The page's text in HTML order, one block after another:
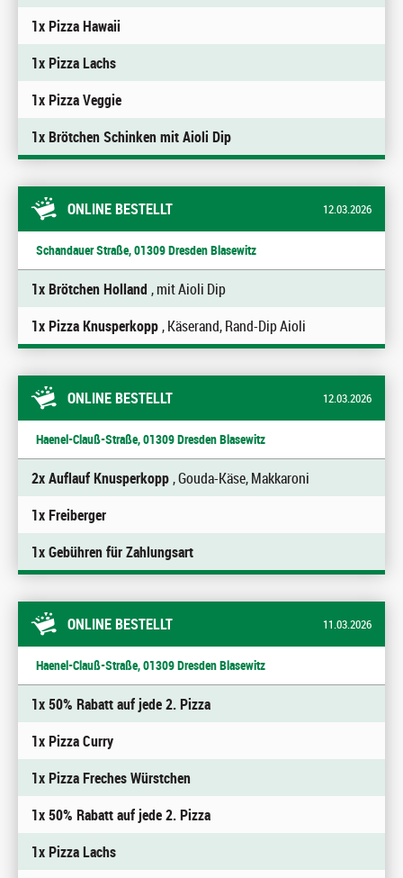
1x Pizza Hawaii
1x Pizza Lachs
1x Pizza Veggie
1x Brötchen Schinken mit Aioli Dip
ONLINE BESTELLT 12.03.2026
Schandauer Straße, 01309 Dresden Blasewitz
1x Brötchen Holland , mit Aioli Dip
1x Pizza Knusperkopp, Käserand, Rand-Dip Aioli
ONLINE BESTELLT 12.03.2026
Haenel-Clauß-Straße, 01309 Dresden Blasewitz
2x Auflauf Knusperkopp, Gouda-Käse, Makkaroni
1x Freiberger
1x Gebühren für Zahlungsart
ONLINE BESTELLT 11.03.2026
Haenel-Clauß-Straße, 01309 Dresden Blasewitz
1x 50% Rabatt auf jede 2. Pizza
1x Pizza Curry
1x Pizza Freches Würstchen
1x 50% Rabatt auf jede 2. Pizza
1x Pizza Lachs